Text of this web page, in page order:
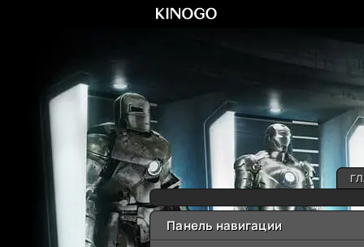
Панель навигации